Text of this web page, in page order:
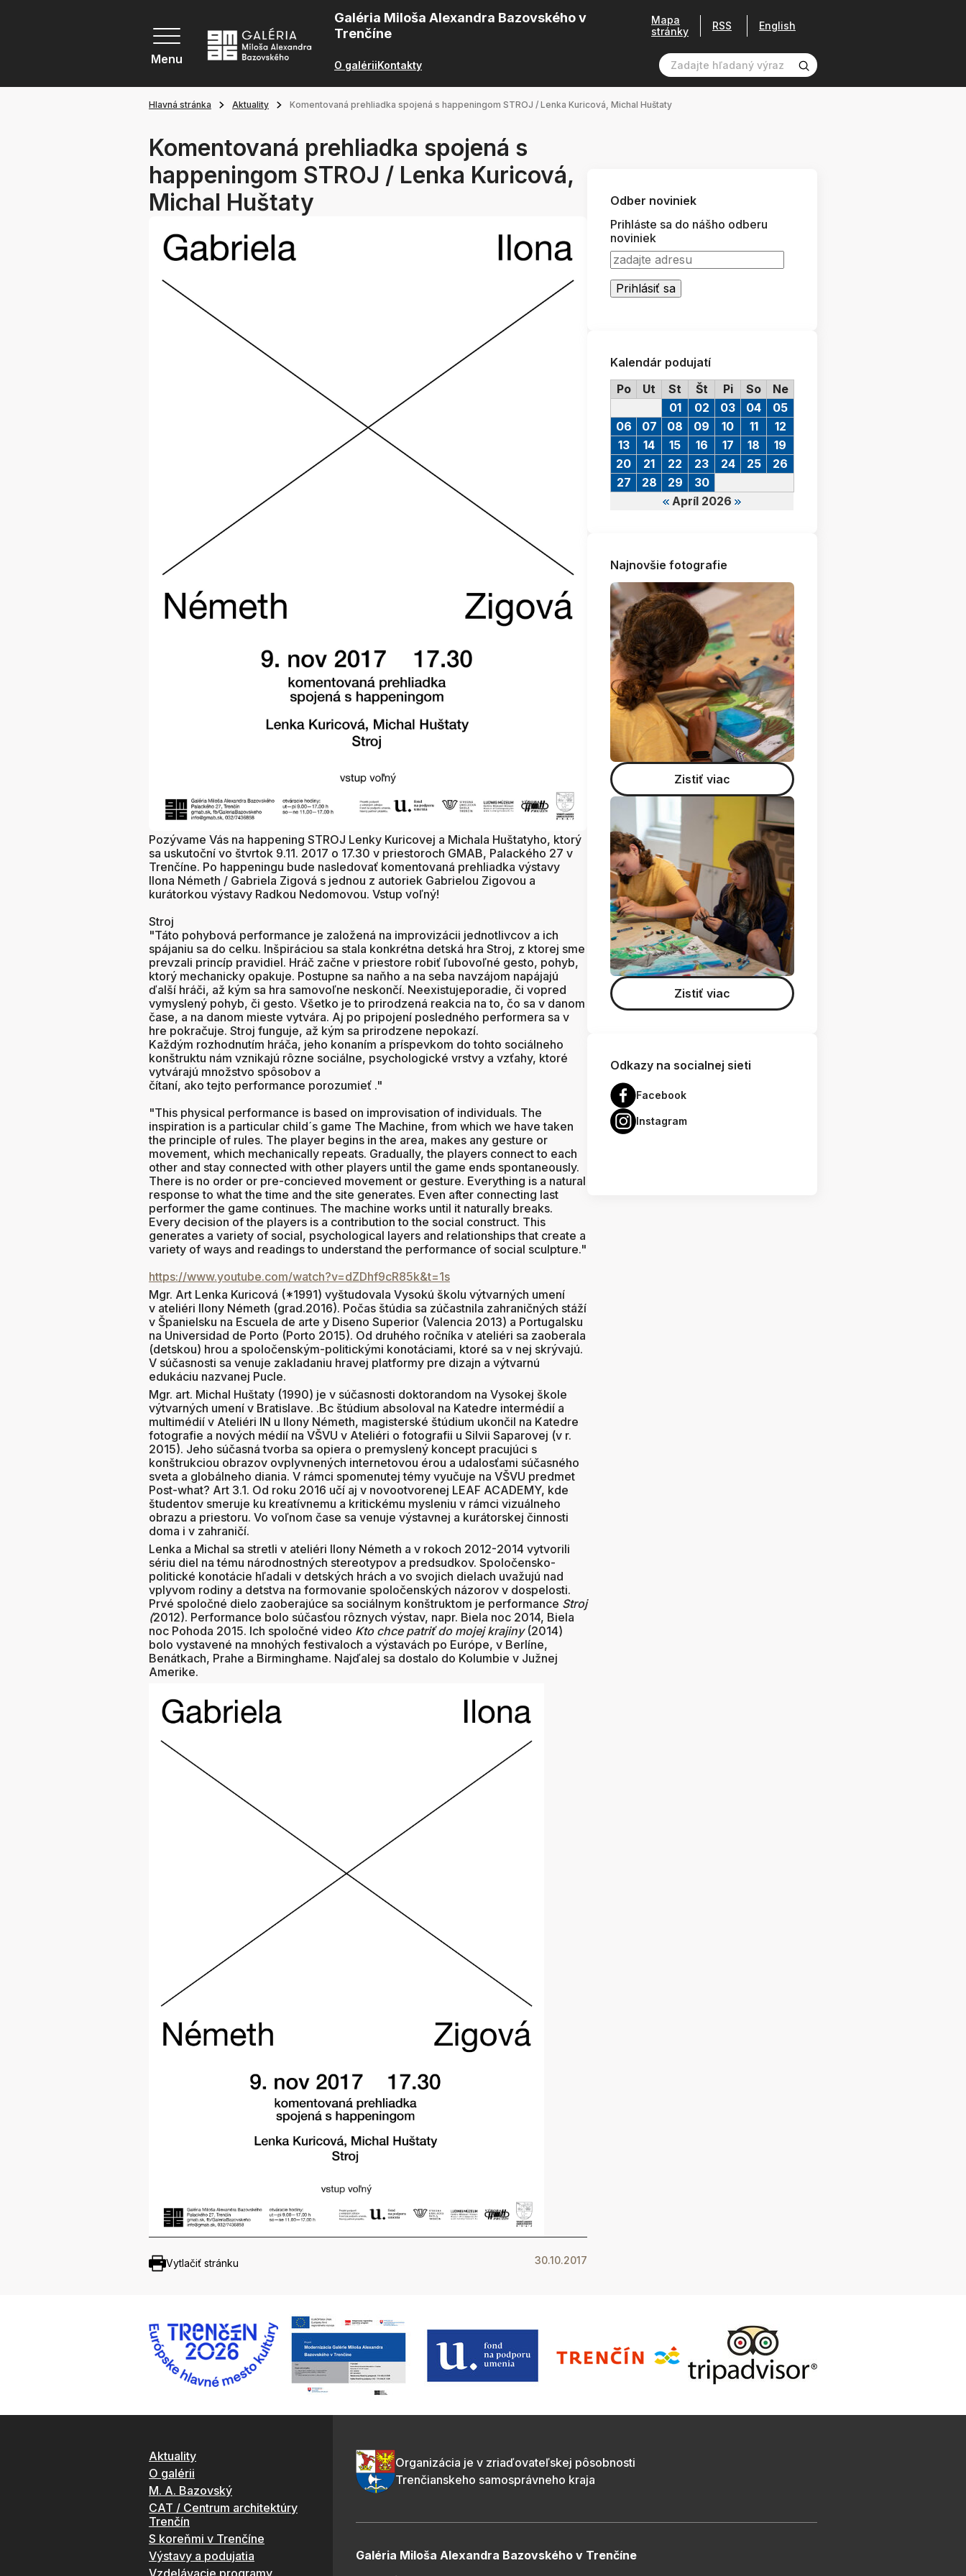
Menu
Galéria Miloša Alexandra Bazovského v
Trenčíne
O galériiKontakty
Mapa
stránky
RSS English
Hlavná stránka Aktuality Komentovaná prehliadka spojená s happeningom STROJ / Lenka Kuricová, Michal Huštaty
Komentovaná prehliadka spojená s
happeningom STROJ / Lenka Kuricová,
Michal Huštaty
Pozývame Vás na happening STROJ Lenky Kuricovej a Michala Huštatyho, ktorý
sa uskutoční vo štvrtok 9.11. 2017 o 17.30 v priestoroch GMAB, Palackého 27 v
Trenčíne. Po happeningu bude nasledovať komentovaná prehliadka výstavy
Ilona Németh / Gabriela Zigová s jednou z autoriek Gabrielou Zigovou a
kurátorkou výstavy Radkou Nedomovou. Vstup voľný!
Stroj
"Táto pohybová performance je založená na improvizácii jednotlivcov a ich
spájaniu sa do celku. Inšpiráciou sa stala konkrétna detská hra Stroj, z ktorej sme
prevzali princíp pravidiel. Hráč začne v priestore robiť ľubovoľné gesto, pohyb,
ktorý mechanicky opakuje. Postupne sa naňho a na seba navzájom napájajú
ďalší hráči, až kým sa hra samovoľne neskončí. Neexistujeporadie, či vopred
vymyslený pohyb, či gesto. Všetko je to prirodzená reakcia na to, čo sa v danom
čase, a na danom mieste vytvára. Aj po pripojení posledného performera sa v
hre pokračuje. Stroj funguje, až kým sa prirodzene nepokazí.
Každým rozhodnutím hráča, jeho konaním a príspevkom do tohto sociálneho
konštruktu nám vznikajú rôzne sociálne, psychologické vrstvy a vzťahy, ktoré
vytvárajú množstvo spôsobov a
čítaní, ako tejto performance porozumieť ."
"This physical performance is based on improvisation of individuals. The
inspiration is a particular child´s game The Machine, from which we have taken
the principle of rules. The player begins in the area, makes any gesture or
movement, which mechanically repeats. Gradually, the players connect to each
other and stay connected with other players until the game ends spontaneously.
There is no order or pre-concieved movement or gesture. Everything is a natural
response to what the time and the site generates. Even after connecting last
performer the game continues. The machine works until it naturally breaks.
Every decision of the players is a contribution to the social construct. This
generates a variety of social, psychological layers and relationships that create a
variety of ways and readings to understand the performance of social sculpture."
https://www.youtube.com/watch?v=dZDhf9cR85k&t=1s
Mgr. Art Lenka Kuricová (*1991) vyštudovala Vysokú školu výtvarných umení
v ateliéri Ilony Németh (grad.2016). Počas štúdia sa zúčastnila zahraničných stáží
v Španielsku na Escuela de arte y Diseno Superior (Valencia 2013) a Portugalsku
na Universidad de Porto (Porto 2015). Od druhého ročníka v ateliéri sa zaoberala
(detskou) hrou a spoločenským-politickými konotáciami, ktoré sa v nej skrývajú.
V súčasnosti sa venuje zakladaniu hravej platformy pre dizajn a výtvarnú
edukáciu nazvanej Pucle.
Mgr. art. Michal Huštaty (1990) je v súčasnosti doktorandom na Vysokej škole
výtvarných umení v Bratislave. .Bc štúdium absoloval na Katedre intermédií a
multimédií v Ateliéri IN u Ilony Németh, magisterské štúdium ukončil na Katedre
fotografie a nových médií na VŠVU v Ateliéri o fotografii u Silvii Saparovej (v r.
2015). Jeho súčasná tvorba sa opiera o premyslený koncept pracujúci s
konštrukciou obrazov ovplyvnených internetovou érou a udalosťami súčasného
sveta a globálneho diania. V rámci spomenutej témy vyučuje na VŠVU predmet
Post-what? Art 3.1. Od roku 2016 učí aj v novootvorenej LEAF ACADEMY, kde
študentov smeruje ku kreatívnemu a kritickému mysleniu v rámci vizuálneho
obrazu a priestoru. Vo voľnom čase sa venuje výstavnej a kurátorskej činnosti
doma i v zahraničí.
Lenka a Michal sa stretli v ateliéri Ilony Németh a v rokoch 2012-2014 vytvorili
sériu diel na tému národnostných stereotypov a predsudkov. Spoločensko-
politické konotácie hľadali v detských hrách a vo svojich dielach uvažujú nad
vplyvom rodiny a detstva na formovanie spoločenských názorov v dospelosti.
Prvé spoločné dielo zaoberajúce sa sociálnym konštruktom je performance Stroj
(2012). Performance bolo súčasťou rôznych výstav, napr. Biela noc 2014, Biela
noc Pohoda 2015. Ich spoločné video Kto chce patriť do mojej krajiny(2014)
bolo vystavené na mnohých festivaloch a výstavách po Európe, v Berlíne,
Benátkach, Prahe a Birminghame. Najďalej sa dostalo do Kolumbie v Južnej
Amerike.
Vytlačiť stránku 30.10.2017
Odber noviniek
Prihláste sa do nášho odberu
noviniek
Kalendár podujatí
Po
Ut St Št Pi So Ne
Apríl 2026
01 02 03 04
05
06
07 08 09 10 11
12
13
14 15 16 17 18
19
20
21 22 23 24 25
26
27
28 29 30
Najnovšie fotografie
Zistiť viac
Zistiť viac
Odkazy na socialnej sieti
Facebook
Instagram
Aktuality
O galérii
M. A. Bazovský
CAT / Centrum architektúry
Trenčín
S koreňmi v Trenčíne
Výstavy a podujatia
Vzdelávacie programy
Organizácia je v zriaďovateľskej pôsobnosti
Trenčianskeho samosprávneho kraja
Galéria Miloša Alexandra Bazovského v Trenčíne